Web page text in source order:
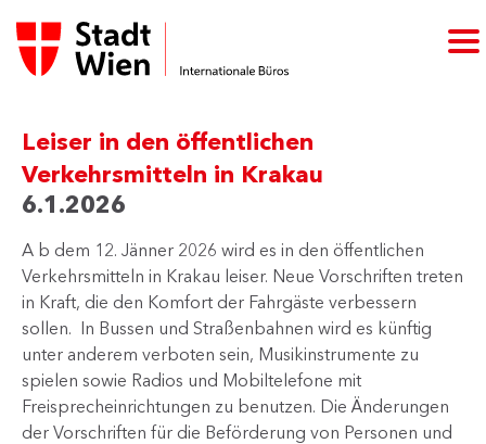
Leiser in den öffentlichen
Verkehrsmitteln in Krakau
6.1.2026
A b dem 12. Jänner 2026 wird es in den öffentlichen
Verkehrsmitteln in Krakau leiser. Neue Vorschriften treten
in Kraft, die den Komfort der Fahrgäste verbessern
sollen. In Bussen und Straßenbahnen wird es künftig
unter anderem verboten sein, Musikinstrumente zu
spielen sowie Radios und Mobiltelefone mit
Freisprecheinrichtungen zu benutzen. Die Änderungen
der Vorschriften für die Beförderung von Personen und